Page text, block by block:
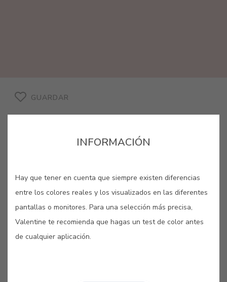
GUARDAR
ROSA ALFAMA #E546
Uno de los barrios más antiguos
lisboetas, rodeado de soleadas
colinas, recuerda una aldea colorida
INFORMACIÓN
Hay que tener en cuenta que siempre existen diferencias
entre los colores reales y los visualizados en las diferentes
pantallas o monitores. Para una selección más precisa,
Valentine te recomienda que hagas un test de color antes
de cualquier aplicación.